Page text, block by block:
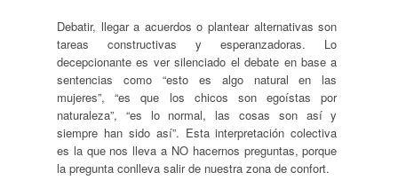
Debatir, llegar a acuerdos o plantear alternativas son
tareas constructivas y esperanzadoras. Lo
decepcionante es ver silenciado el debate en base a
sentencias como “esto es algo natural en las
mujeres”, “es que los chicos son egoístas por
naturaleza”, “es lo normal, las cosas son así y
siempre han sido así”. Esta interpretación colectiva
es la que nos lleva a NO hacernos preguntas, porque
la pregunta conlleva salir de nuestra zona de confort.